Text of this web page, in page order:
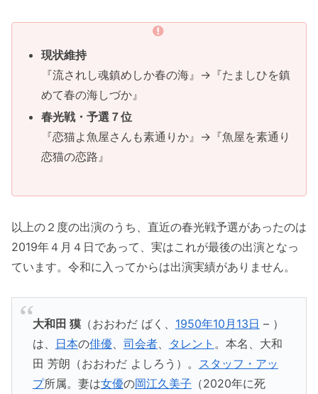
現状維持
『流されし魂鎮めしか春の海』→『たましひを鎮
めて春の海しづか』
春光戦・予選７位
『恋猫よ魚屋さんも素通りか』→『魚屋を素通り
恋猫の恋路』
以上の２度の出演のうち、直近の春光戦予選があったのは
2019年４月４日であって、実はこれが最後の出演となっ
ています。令和に入ってからは出演実績がありません。
大和田 獏（おおわだ ばく、 1950年10月13日 – ）
は、
日本の俳優、 司会者、 タレント 。本名、大和
田 芳朗（おおわだ よしろう）。 スタッフ・アッ
プ所属。妻は女優の岡江久美子 （2020年に死